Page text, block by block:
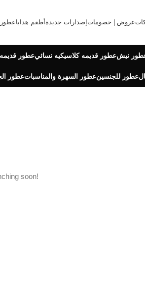
عطورأطقم هدايا إصدارات جديدة عروض | خصومات
عطورعطور قديمه كلاسيكيه نسائينيش
عطورعطور السهرة والمناسباتعطور للجنسين
soon!